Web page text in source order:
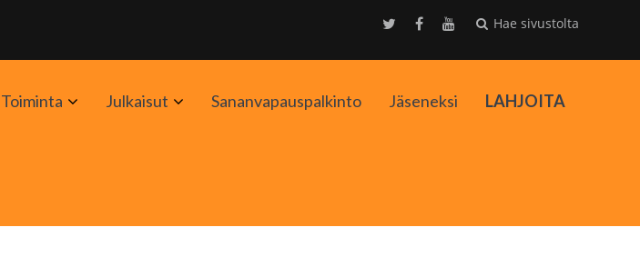
Hae sivustolta
Toiminta AvaaJulkaisut AvaaSananvapauspalkinto Jäseneksi LAHJOITA